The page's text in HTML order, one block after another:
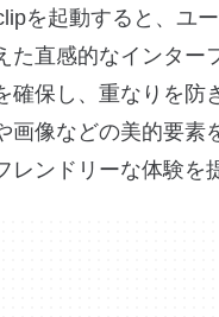
を起動すると、ユ
直感的なインタ
保し、重なりを
像などの美的要
ンドリーな体験を